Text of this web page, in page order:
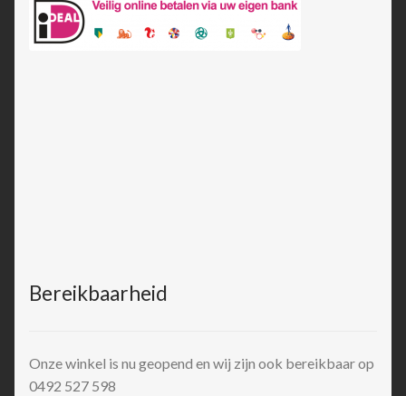
Bereikbaarheid
Onze winkel is nu geopend en wij zijn ook bereikbaar op
0492 527 598